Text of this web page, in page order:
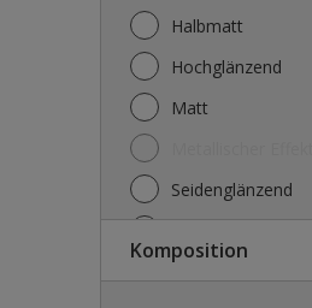
Halbmatt
Hochglänzend
Matt
Seidenglänzend
Komposition